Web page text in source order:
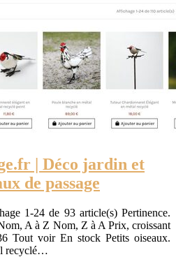
| Déco jardin et
de passage
1-24 de 93 article(s) Pertinence.
A à Z Nom, Z à A Prix, croissant
Tout voir En stock Petits oiseaux.
recyclé…